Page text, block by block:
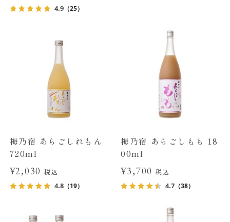
4.9（25）
梅乃宿 あらごしれもん
720ml
¥2,030税込
4.8（19）
梅乃宿 あらごしもも 18
00ml
¥3,700 税込
4.7 （38）